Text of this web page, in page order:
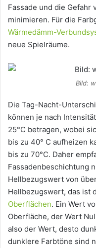
Fassade und die Gefahr
minimieren. Für die
Wärmedämm-
neue Spielräume.
Bild:
Die Tag-Nacht-
können je nach
25°C betragen, wobei
bis zu 40° C aufheizen
bis zu 70°C. Daher
Fassadenbeschichtung
Hellbezugswert von
Hellbezugswert, das ist
Oberflächen. Ein Wert
Oberfläche, der Wert
also der Wert, desto
dunklere Farbtöne sind